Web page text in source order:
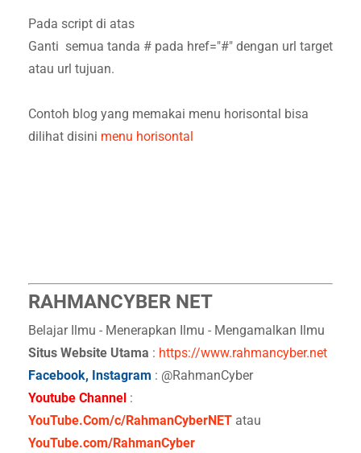
Pada script di atas
Ganti semua tanda # pada href="#" dengan url target
atau url tujuan.
Contoh blog yang memakai menu horisontal bisa
dilihat disini menu horisontal
RAHMANCYBER NET
Belajar Ilmu - Menerapkan Ilmu - Mengamalkan Ilmu
Situs Website Utama : https://www.rahmancyber.net
Facebook, Instagram : @RahmanCyber
Youtube Channel :
YouTube.Com/c/RahmanCyberNET atau
YouTube.com/RahmanCyber